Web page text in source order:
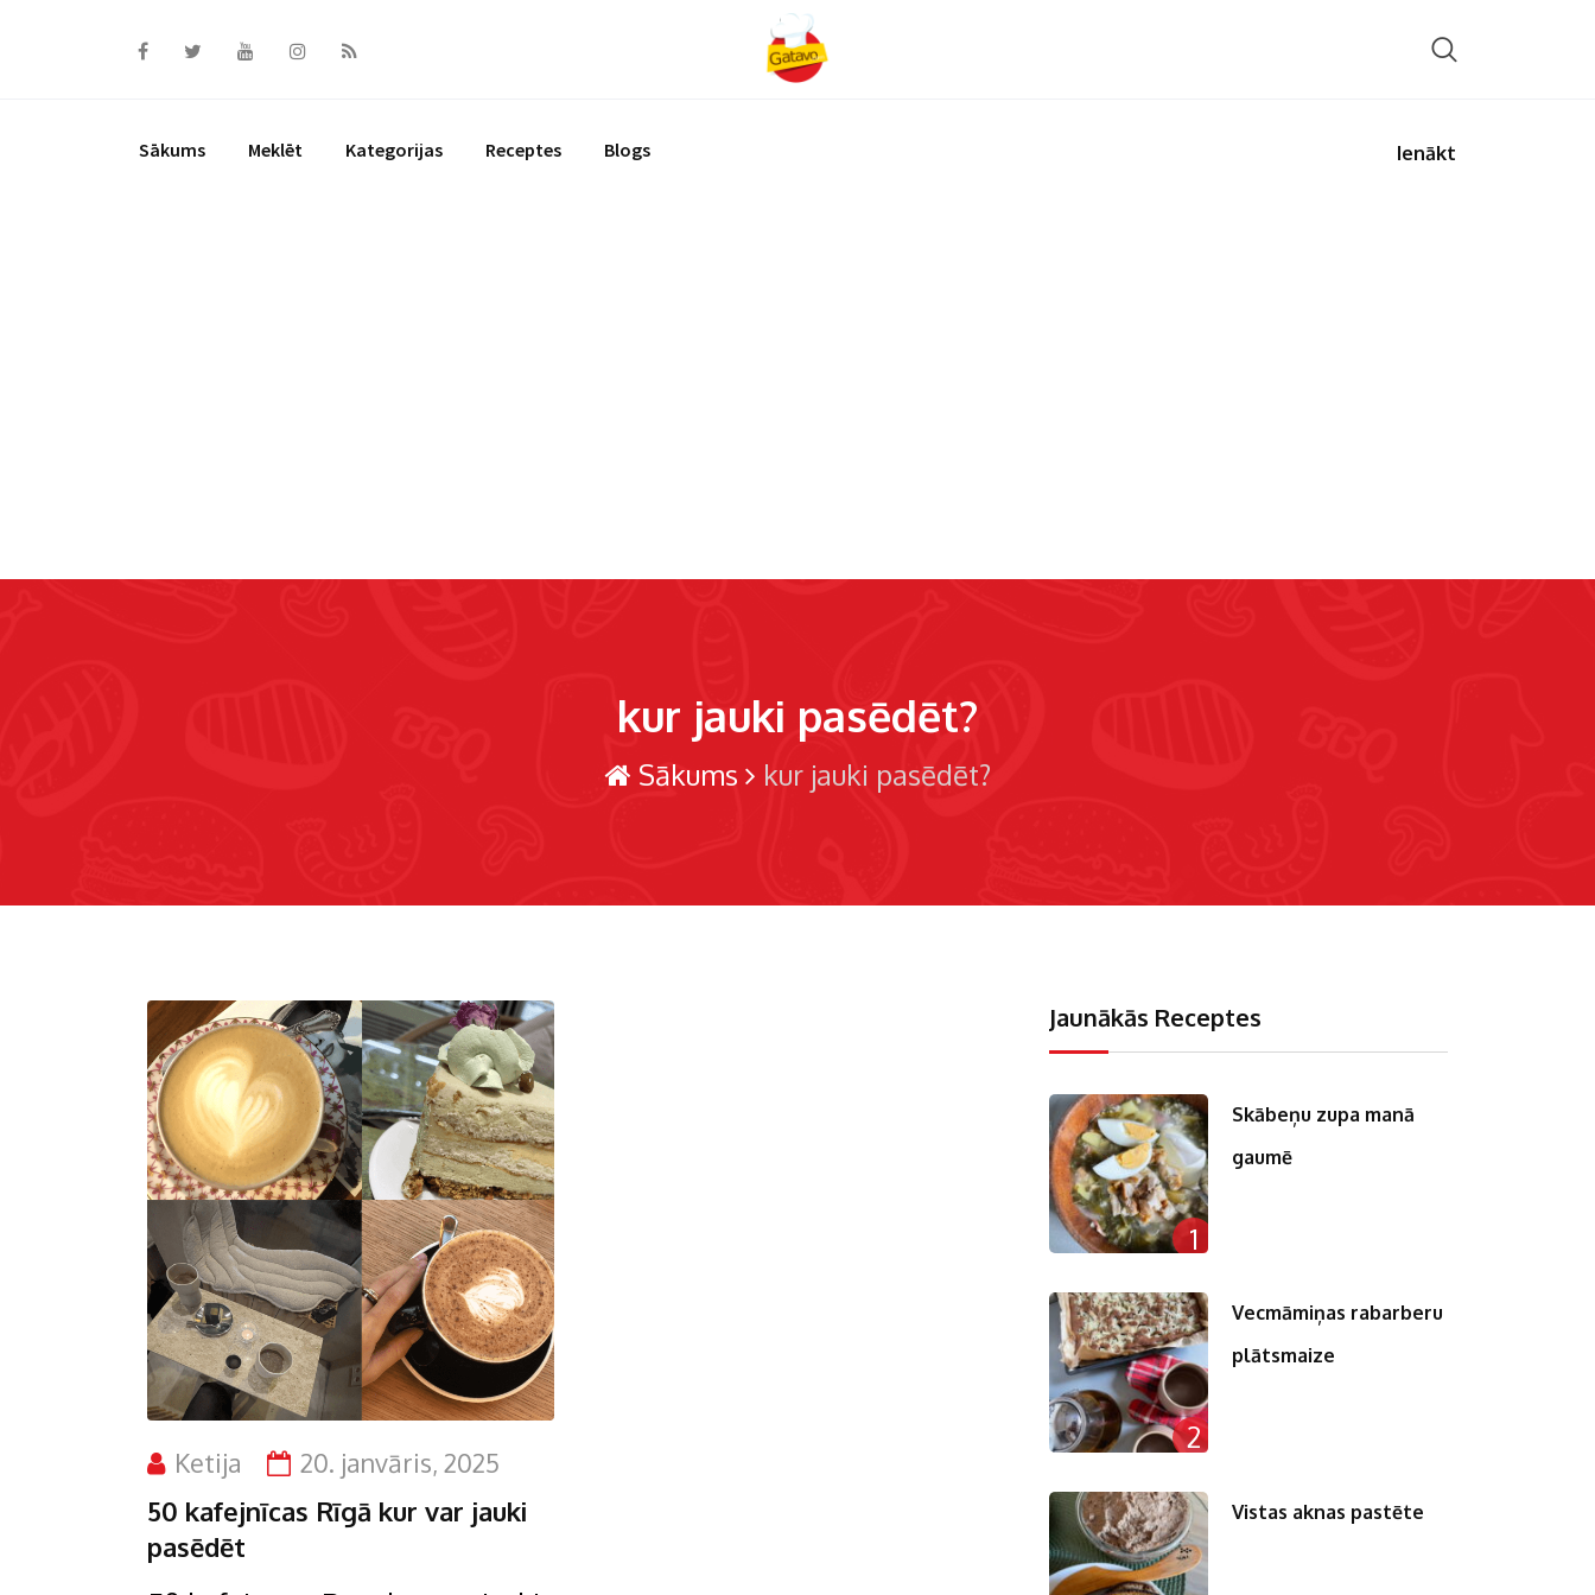
Sākums Meklēt Kategorijas Receptes Blogs Ienākt
kur jauki pasēdēt?
Sākums kur jauki pasēdēt?
Ketija 20. janvāris, 2025
50 kafejnīcas Rīgā kur var jauki
pasēdēt
Jaunākās Receptes
1
Skābeņu zupa manā
gaumē
2
Vecmāmiņas rabarberu
plātsmaize
Vistas aknas pastēte